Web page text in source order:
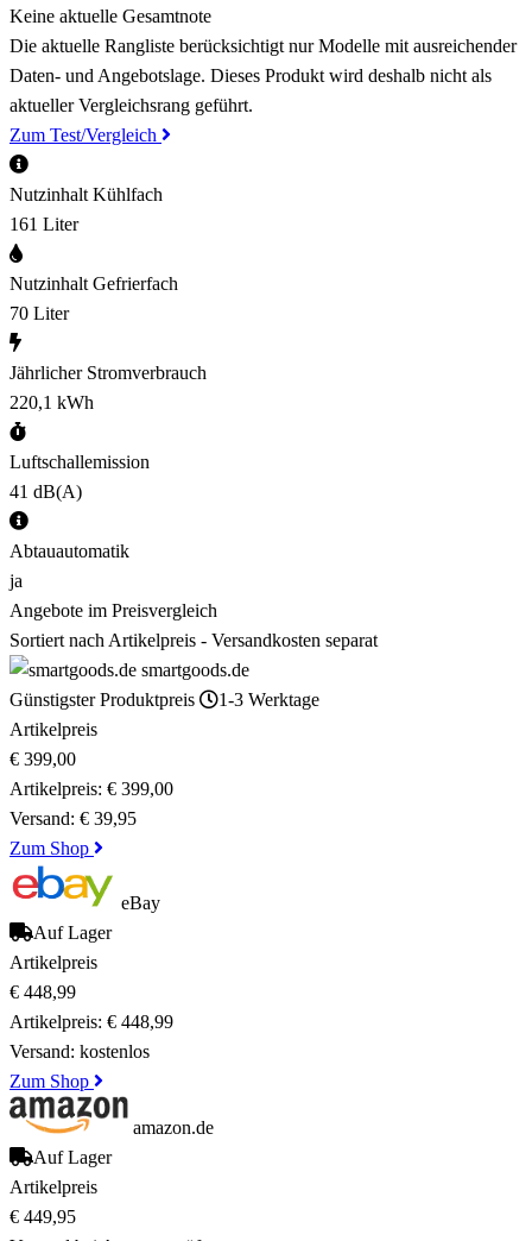
Keine aktuelle Gesamtnote
Die aktuelle Rangliste berücksichtigt nur Modelle mit ausreichender
Daten- und Angebotslage. Dieses Produkt wird deshalb nicht als
aktueller Vergleichsrang geführt.
Zum Test/Vergleich
Nutzinhalt Kühlfach
161 Liter
Nutzinhalt Gefrierfach
70 Liter
Jährlicher Stromverbrauch
220,1 kWh
Luftschallemission
41 dB(A)
Abtauautomatik
ja
Angebote im Preisvergleich
Sortiert nach Artikelpreis - Versandkosten separat
smartgoods.de
Günstigster Produktpreis
1-3 Werktage
Artikelpreis
€ 399,00
Artikelpreis: € 399,00
Versand: € 39,95
Zum Shop
eBay
Auf Lager
Artikelpreis
€ 448,99
Artikelpreis: € 448,99
Versand: kostenlos
Zum Shop
amazon.de
Auf Lager
Artikelpreis
€ 449,95